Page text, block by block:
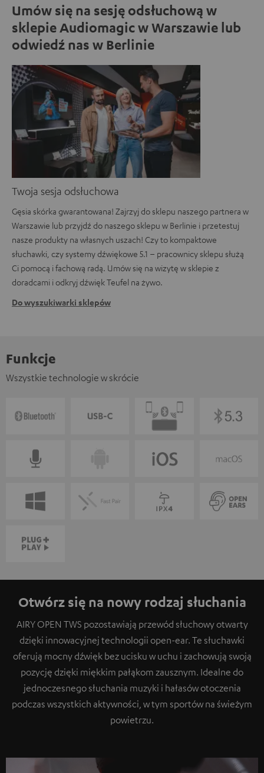
Umów się na sesję odsłuchową w
sklepie Audiomagic w Warszawie lub
odwiedź nas w Berlinie
Twoja sesja odsłuchowa
Gęsia skórka gwarantowana! Zajrzyj do sklepu naszego partnera w
Warszawie lub przyjdź do naszego sklepu w Berlinie i przetestuj
nasze produkty na własnych uszach! Czy to kompaktowe
słuchawki, czy systemy dźwiękowe 5.1 – pracownicy sklepu służą
Ci pomocą i fachową radą. Umów się na wizytę w sklepie z
doradcami i odkryj dźwięk Teufel na żywo.
Do wyszukiwarki sklepów
Funkcje
Wszystkie technologie w skrócie
Otwórz się na nowy rodzaj słuchania
AIRY OPEN TWS pozostawiają przewód słuchowy otwarty
dzięki innowacyjnej technologii open-ear. Te słuchawki
oferują mocny dźwięk bez ucisku w uchu i zachowują swoją
pozycję dzięki miękkim pałąkom zausznym. Idealne do
jednoczesnego słuchania muzyki i hałasów otoczenia
podczas wszystkich aktywności, w tym sportów na świeżym
powietrzu.